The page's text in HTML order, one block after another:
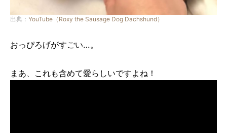
出典： YouTube（Roxy the Sausage Dog Dachshund）
おっぴろげがすごい…。
まあ、これも含めて愛らしいですよね！